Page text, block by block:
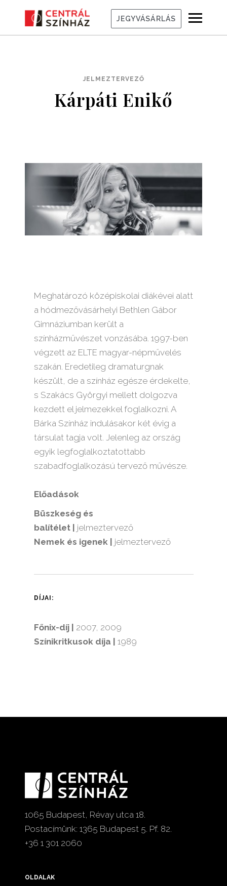
JEGYVÁSÁRLÁS
JELMEZTERVEZŐ
Kárpáti Enikő
Meghatározó középiskolai diákévei alatt
a hódmezővásárhelyi Bethlen Gábor
Gimnáziumban került a
színházművészet vonzásába. 1997-ben
végzett az ELTE magyar-népművelés
szakán. Eredetileg dramaturgnak
készült, de a színház egésze érdekelte,
s Szakács Györgyi mellett dolgozva
kezdett el jelmezekkel foglalkozni. A
Bárka Színház indulásakor két évig a
társulat tagja volt. Jelenleg az ország
egyik legfoglalkoztatottabb
szabadfoglalkozású tervező művésze.
Előadások
Büszkeség és
balítélet |
jelmeztervező
Nemek és igenek |
jelmeztervező
DÍJAI:
Főnix-dí­j |
2007, 2009
Szí­nikritkusok dí­ja |
1989
1065 Budapest, Révay utca 18.
Postacímünk: 1365 Budapest 5. Pf. 82.
+36 1 301 2060
OLDALAK